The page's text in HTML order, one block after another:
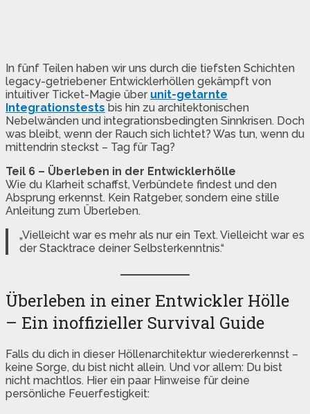
In fünf Teilen haben wir uns durch die tiefsten Schichten
legacy-getriebener Entwicklerhöllen gekämpft von
intuitiver Ticket-Magie über unit-getarnte
Integrationstests bis hin zu architektonischen
Nebelwänden und integrationsbedingten Sinnkrisen. Doch
was bleibt, wenn der Rauch sich lichtet? Was tun, wenn du
mittendrin steckst – Tag für Tag?
Teil 6 – Überleben in der Entwicklerhölle
Wie du Klarheit schaffst, Verbündete findest und den
Absprung erkennst. Kein Ratgeber, sondern eine stille
Anleitung zum Überleben.
„Vielleicht war es mehr als nur ein Text. Vielleicht war es
der Stacktrace deiner Selbsterkenntnis.“
Überleben in einer Entwickler Hölle
– Ein inoffizieller Survival Guide
Falls du dich in dieser Höllenarchitektur wiedererkennst –
keine Sorge, du bist nicht allein. Und vor allem: Du bist
nicht machtlos. Hier ein paar Hinweise für deine
persönliche Feuerfestigkeit: